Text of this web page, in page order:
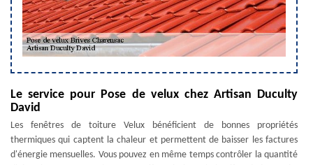
Le service pour Pose de velux chez Artisan Duculty
David
Les fenêtres de toiture Velux bénéficient de bonnes propriétés
thermiques qui captent la chaleur et permettent de baisser les factures
d'énergie mensuelles. Vous pouvez en même temps contrôler la quantité